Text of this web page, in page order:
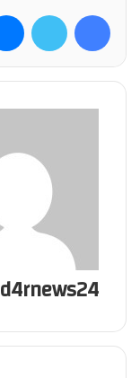
d4rnews24